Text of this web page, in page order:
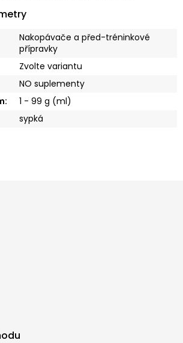
Nakopávače a před-tréninkové
přípravky
Zvolte variantu
NO suplementy
:
1 - 99 g (ml)
sypká